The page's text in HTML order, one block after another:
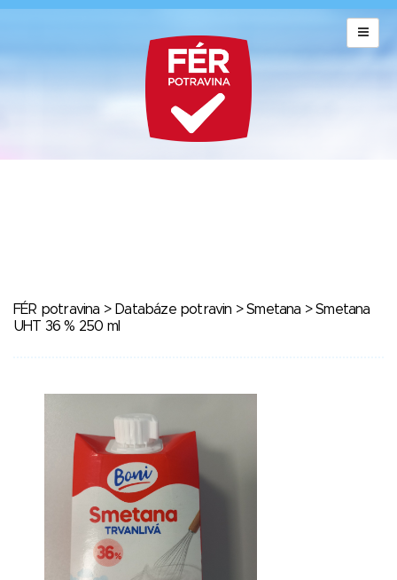
FÉR potravina > Databáze potravin >Smetana > Smetana
UHT 36 % 250 ml